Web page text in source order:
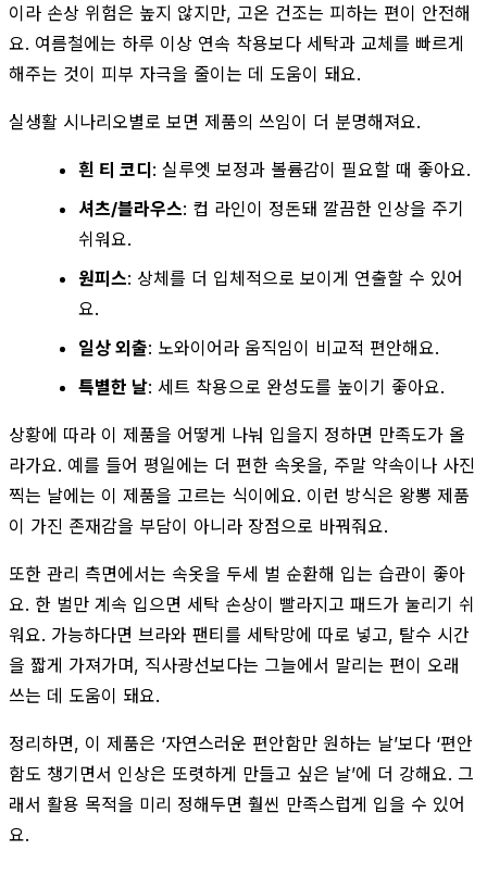
이라 손상 위험은 높지 않지만, 고온 건조는 피하는 편이 안전해
요. 여름철에는 하루 이상 연속 착용보다 세탁과 교체를 빠르게
해주는 것이 피부 자극을 줄이는 데 도움이 돼요.
실생활 시나리오별로 보면 제품의 쓰임이 더 분명해져요.
흰 티 코디: 실루엣 보정과 볼륨감이 필요할 때 좋아요.
셔츠/블라우스: 컵 라인이 정돈돼 깔끔한 인상을 주기
쉬워요.
원피스: 상체를 더 입체적으로 보이게 연출할 수 있어
요.
일상 외출: 노와이어라 움직임이 비교적 편안해요.
특별한 날: 세트 착용으로 완성도를 높이기 좋아요.
상황에 따라 이 제품을 어떻게 나눠 입을지 정하면 만족도가 올
라가요. 예를 들어 평일에는 더 편한 속옷을, 주말 약속이나 사진
찍는 날에는 이 제품을 고르는 식이에요. 이런 방식은 왕뽕 제품
이 가진 존재감을 부담이 아니라 장점으로 바꿔줘요.
또한 관리 측면에서는 속옷을 두세 벌 순환해 입는 습관이 좋아
요. 한 벌만 계속 입으면 세탁 손상이 빨라지고 패드가 눌리기 쉬
워요. 가능하다면 브라와 팬티를 세탁망에 따로 넣고, 탈수 시간
을 짧게 가져가며, 직사광선보다는 그늘에서 말리는 편이 오래
쓰는 데 도움이 돼요.
정리하면, 이 제품은 ‘자연스러운 편안함만 원하는 날’보다 ‘편안
함도 챙기면서 인상은 또렷하게 만들고 싶은 날’에 더 강해요. 그
래서 활용 목적을 미리 정해두면 훨씬 만족스럽게 입을 수 있어
요.